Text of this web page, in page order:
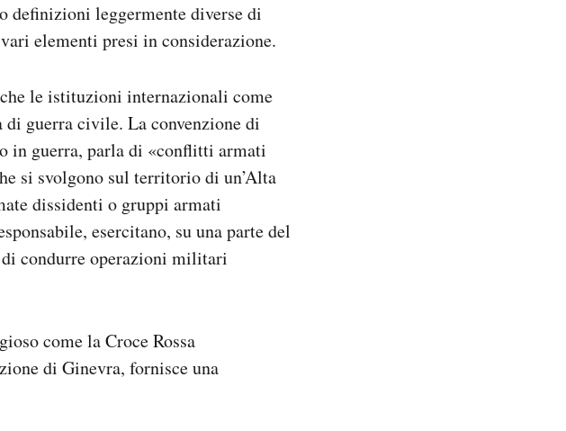
definizioni leggermente diverse di
elementi presi in considerazione.
le istituzioni internazionali come
di guerra civile. La convenzione di
in guerra, parla di «conflitti armati
si svolgono sul territorio di un’Alta
dissidenti o gruppi armati
esercitano, su una parte del
condurre operazioni militari
come la Croce Rossa
di Ginevra, fornisce una